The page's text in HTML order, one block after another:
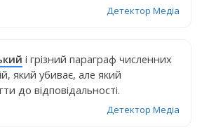
Детектор Медіа
і грізний параграф численних
який убиває, але який
до відповідальності.
Детектор Медіа